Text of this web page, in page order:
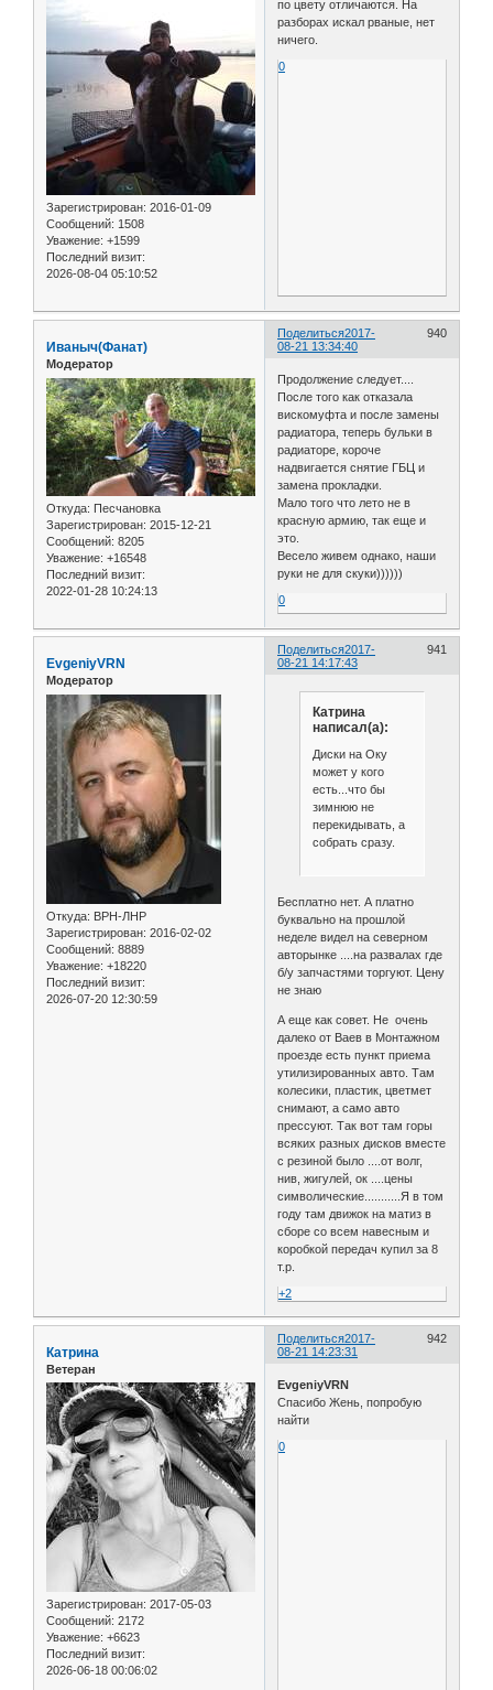
Зарегистрирован: 2016-01-09
Сообщений: 1508
Уважение: +1599
Последний визит:
2026-08-04 05:10:52
по цвету отличаются. На
разборах искал рваные, нет
ничего.
0
Поделиться 940
2017-
08-21 13:34:40
Иваныч(Фанат)
Модератор
Откуда: Песчановка
Зарегистрирован: 2015-12-21
Сообщений: 8205
Уважение: +16548
Последний визит:
2022-01-28 10:24:13
Продолжение следует....
После того как отказала
вискомуфта и после замены
радиатора, теперь бульки в
радиаторе, короче
надвигается снятие ГБЦ и
замена прокладки.
Мало того что лето не в
красную армию, так еще и
это.
Весело живем однако, наши
руки не для скуки))))))
0
Поделиться 941
2017-
08-21 14:17:43
EvgeniyVRN
Модератор
Откуда: ВРН-ЛНР
Зарегистрирован: 2016-02-02
Сообщений: 8889
Уважение: +18220
Последний визит:
2026-07-20 12:30:59
Катрина
написал(а):
Диски на Оку
может у кого
есть...что бы
зимнюю не
перекидывать, а
собрать сразу.
Бесплатно нет. А платно
буквально на прошлой
неделе видел на северном
авторынке ....на развалах где
б/у запчастями торгуют. Цену
не знаю
А еще как совет. Не очень
далеко от Ваев в Монтажном
проезде есть пункт приема
утилизированных авто. Там
колесики, пластик, цветмет
снимают, а само авто
прессуют. Так вот там горы
всяких разных дисков вместе
с резиной было ....от волг,
нив, жигулей, ок ....цены
символические...........Я в том
году там движок на матиз в
сборе со всем навесным и
коробкой передач купил за 8
т.р.
+2
Поделиться 942
2017-
08-21 14:23:31
Катрина
Ветеран
Зарегистрирован: 2017-05-03
Сообщений: 2172
Уважение: +6623
Последний визит:
2026-06-18 00:06:02
EvgeniyVRN
Спасибо Жень, попробую
найти
0